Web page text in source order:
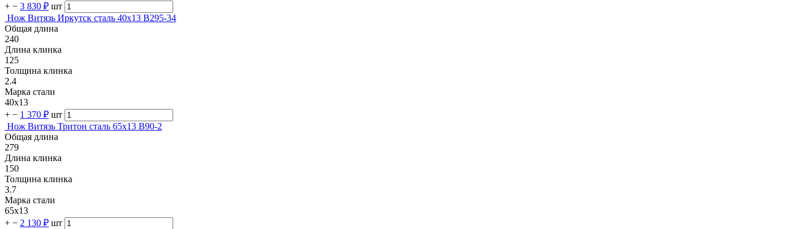
+ − 3 830 ₽ шт
Нож Витязь Иркутск сталь 40х13 B295-34
Общая длина
240
Длина клинка
125
Толщина клинка
2.4
Марка стали
40х13
+ − 1 370 ₽ шт
Нож Витязь Тритон сталь 65х13 B90-2
Общая длина
279
Длина клинка
150
Толщина клинка
3.7
Марка стали
65х13
+ − 2 130 ₽ шт